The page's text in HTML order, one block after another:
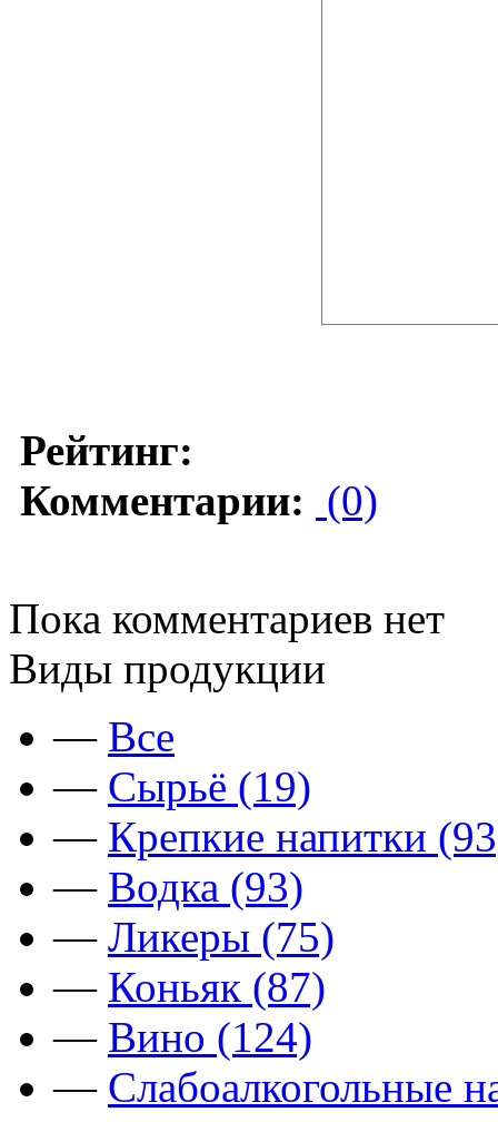
Рейтинг:
Комментарии: (0)
Пока комментариев нет
Виды продукции
— Все
— Сырьё (19)
— Крепкие напитки
— Водка (93)
— Ликеры (75)
— Коньяк (87)
— Вино (124)
— Слабоалкогольные